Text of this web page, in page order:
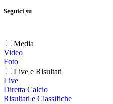
Seguici su
Media
Video
Foto
Live e Risultati
Live
Diretta Calcio
Risultati e Classifiche